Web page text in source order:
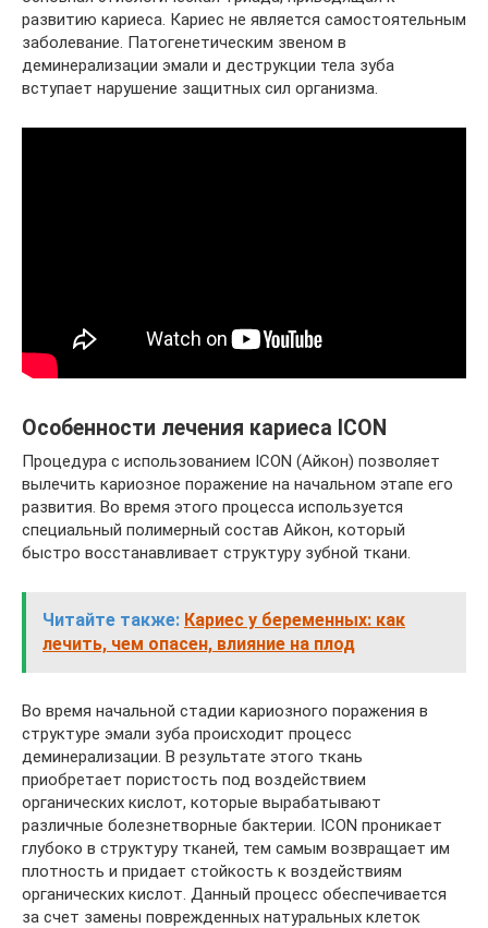
развитию кариеса. Кариес не является самостоятельным
заболевание. Патогенетическим звеном в
деминерализации эмали и деструкции тела зуба
вступает нарушение защитных сил организма.
Особенности лечения кариеса ICON
Процедура с использованием ICON (Айкон) позволяет
вылечить кариозное поражение на начальном этапе его
развития. Во время этого процесса используется
специальный полимерный состав Айкон, который
быстро восстанавливает структуру зубной ткани.
Читайте также: Кариес у беременных: как
лечить, чем опасен, влияние на плод
Во время начальной стадии кариозного поражения в
структуре эмали зуба происходит процесс
деминерализации. В результате этого ткань
приобретает пористость под воздействием
органических кислот, которые вырабатывают
различные болезнетворные бактерии. ICON проникает
глубоко в структуру тканей, тем самым возвращает им
плотность и придает стойкость к воздействиям
органических кислот. Данный процесс обеспечивается
за счет замены поврежденных натуральных клеток